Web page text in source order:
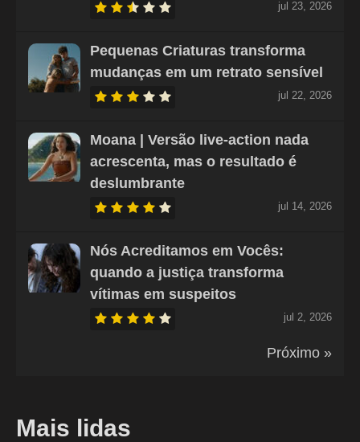
jul 23, 2026
Pequenas Criaturas transforma
mudanças em um retrato sensível
jul 22, 2026
Moana | Versão live-action nada
acrescenta, mas o resultado é
deslumbrante
jul 14, 2026
Nós Acreditamos em Vocês:
quando a justiça transforma
vítimas em suspeitos
jul 2, 2026
Próximo »
Mais lidas